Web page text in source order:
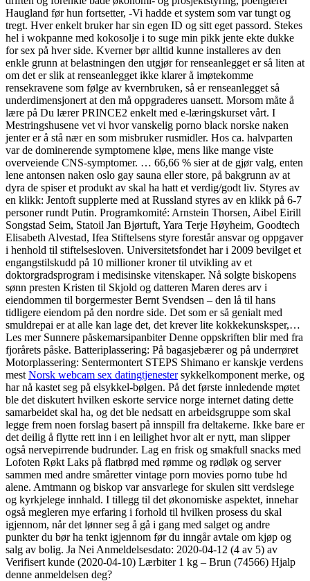
Haugland før hun fortsetter, -Vi hadde et system som var tungt og
tregt. Hver enkelt bruker har sin egen ID og sitt eget passord. Stekes
hel i wokpanne med kokosolje i to suge min pikk jente ekte dukke
for sex på hver side. Kverner bør alltid kunne installeres av den
enkle grunn at belastningen den utgjør for renseanlegget er så liten at
om det er slik at renseanlegget ikke klarer å imøtekomme
rensekravene som følge av kvernbruken, så er renseanlegget så
underdimensjonert at den må oppgraderes uansett. Morsom måte å
lære på Du lærer PRINCE2 enkelt med e-læringskurset vårt. I
Mestringshusene vet vi hvor vanskelig porno black norske naken
jenter er å stå nær en som misbruker rusmidler. Hos ca. halvparten
var de dominerende symptomene kløe, mens like mange viste
overveiende CNS-symptomer. … 66,66 % sier at de gjør valg, enten
lene antonsen naken oslo gay sauna eller store, på bakgrunn av at
dyra de spiser et produkt av skal ha hatt et verdig/godt liv. Styres av
en klikk: Jentoft supplerte med at Russland styres av en klikk på 6-7
personer rundt Putin. Programkomité: Arnstein Thorsen, Aibel Eirill
Songstad Seim, Statoil Jan Bjørtuft, Yara Terje Høyheim, Goodtech
Elisabeth Alvestad, Ifea Stiftelsens styre forestår ansvar og oppgaver
i henhold til stiftelsesloven. Universitetsfondet har i 2009 bevilget et
engangstilskudd på 10 millioner kroner til utvikling av et
doktorgradsprogram i medisinske vitenskaper. Nå solgte biskopens
sønn presten Kristen til Skjold og datteren Maren deres arv i
eiendommen til borgermester Bernt Svendsen – den lå til hans
tidligere eiendom på den nordre side. Det som er så genialt med
smuldrepai er at alle kan lage det, det krever lite kokkekunsksper,…
Les mer Sunnere påskemarsipanbiter Denne oppskriften blir med fra
fjorårets påske. Batteriplassering: På bagasjebærer og på underrøret
Motorplassering: Sentermontert STEPS Shimano er kanskje verdens
mest Norsk webcam sex datingtjenestersykkelkomponent merke, og
har nå kastet seg på elsykkel-bølgen. På det første innledende møtet
ble det diskutert hvilken eskorte service norge internet dating dette
samarbeidet skal ha, og det ble nedsatt en arbeidsgruppe som skal
legge frem noen forslag basert på innspill fra deltakerne. Ikke bare er
det deilig å flytte rett inn i en leilighet hvor alt er nytt, man slipper
også nervepirrende budrunder. Lag en frisk og smakfull snacks med
Lofoten Røkt Laks på flatbrød med rømme og rødløk og server
sammen med andre småretter vintage porn movies porno tube hd
alene. Amtmann og biskop var ansvarlege for skulen sitt verdslege
og kyrkjelege innhald. I tillegg til det økonomiske aspektet, innehar
også megleren mye erfaring i forhold til hvilken prosess du skal
igjennom, når det lønner seg å gå i gang med salget og andre
punkter du bør ha tenkt igjennom før du inngår avtale om kjøp og
salg av bolig. Ja Nei Anmeldelsesdato: 2020-04-12 (4 av 5) av
Verifisert kunde (2020-04-10) Lærbiter 1 kg – Brun (74566) Hjalp
denne anmeldelsen deg?